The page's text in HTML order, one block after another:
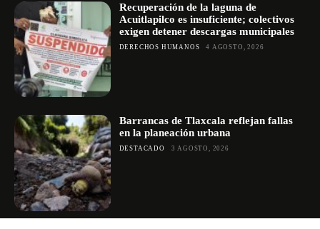
Recuperación de la laguna de
Acuitlapilco es insuficiente; colectivos
exigen detener descargas municipales
DERECHOS HUMANOS 4 AGOSTO, 2026
Barrancas de Tlaxcala reflejan fallas
en la planeación urbana
DESTACADO 3 AGOSTO, 2026